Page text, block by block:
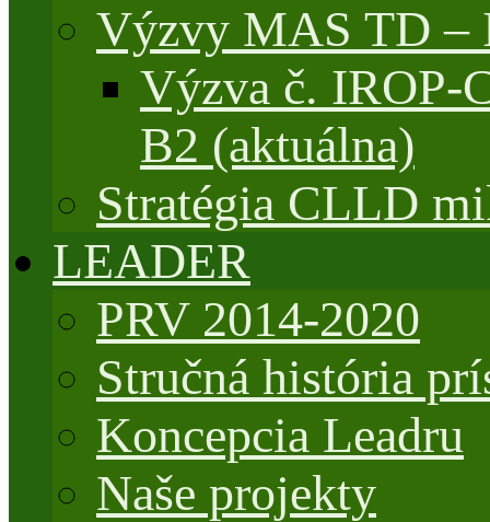
Výzvy MAS TD –
Výzva č. IROP-
B2 (aktuálna)
Stratégia CLLD
LEADER
PRV 2014-2020
Stručná história
Koncepcia Leadru
Naše projekty